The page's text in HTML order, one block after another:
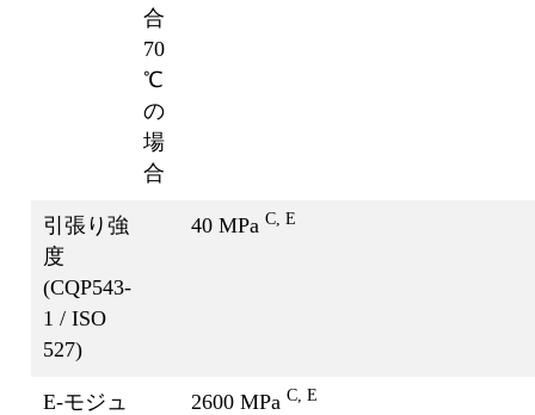
合
70
℃
の
場
合
引張り強
度
(CQP543-
1 / ISO
527)
40 MPa C, E
E-モジュ
2600 MPa C, E